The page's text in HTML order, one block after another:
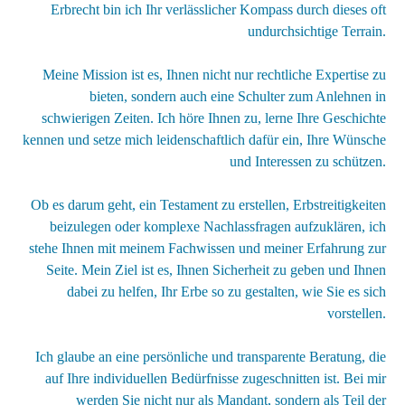
Erbrecht bin ich Ihr verlässlicher Kompass durch dieses oft
undurchsichtige Terrain.
Meine Mission ist es, Ihnen nicht nur rechtliche Expertise zu
bieten, sondern auch eine Schulter zum Anlehnen in
schwierigen Zeiten. Ich höre Ihnen zu, lerne Ihre Geschichte
kennen und setze mich leidenschaftlich dafür ein, Ihre Wünsche
und Interessen zu schützen.
Ob es darum geht, ein Testament zu erstellen, Erbstreitigkeiten
beizulegen oder komplexe Nachlassfragen aufzuklären, ich
stehe Ihnen mit meinem Fachwissen und meiner Erfahrung zur
Seite. Mein Ziel ist es, Ihnen Sicherheit zu geben und Ihnen
dabei zu helfen, Ihr Erbe so zu gestalten, wie Sie es sich
vorstellen.
Ich glaube an eine persönliche und transparente Beratung, die
auf Ihre individuellen Bedürfnisse zugeschnitten ist. Bei mir
werden Sie nicht nur als Mandant, sondern als Teil der